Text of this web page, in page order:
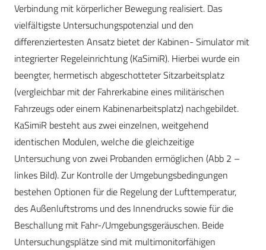
Verbindung mit körperlicher Bewegung realisiert. Das
vielfältigste Untersuchungspotenzial und den
differenziertesten Ansatz bietet der Kabinen- Simulator mit
integrierter Regeleinrichtung (KaSimiR). Hierbei wurde ein
beengter, hermetisch abgeschotteter Sitzarbeitsplatz
(vergleichbar mit der Fahrerkabine eines militärischen
Fahrzeugs oder einem Kabinenarbeitsplatz) nachgebildet.
KaSimiR besteht aus zwei einzelnen, weitgehend
identischen Modulen, welche die gleichzeitige
Untersuchung von zwei Probanden ermöglichen (Abb 2 –
linkes Bild). Zur Kontrolle der Umgebungsbedingungen
bestehen Optionen für die Regelung der Lufttemperatur,
des Außenluftstroms und des Innendrucks sowie für die
Beschallung mit Fahr-/Umgebungsgeräuschen. Beide
Untersuchungsplätze sind mit multimonitorfähigen